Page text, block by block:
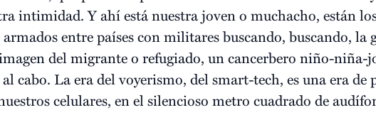
intimidad. Y ahí está nuestra joven o muchacho, están
entre países con militares buscando, buscando, la
del migrante o refugiado, un cancerbero niño-niña-
cabo. La era del voyerismo, del smart-tech, es una era de
celulares, en el silencioso metro cuadrado de